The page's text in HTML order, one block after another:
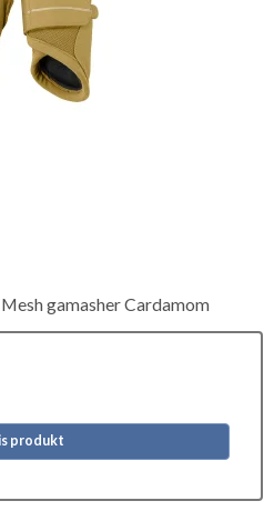
gamasher Cardamom
produkt